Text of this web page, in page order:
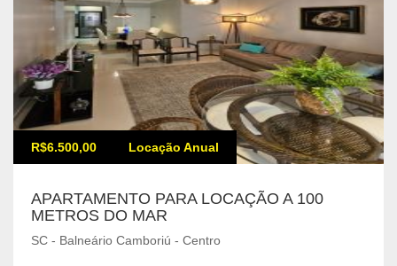
R$6.500,00 Locação Anual
APARTAMENTO PARA LOCAÇÃO A 100
METROS DO MAR
SC - Balneário Camboriú - Centro